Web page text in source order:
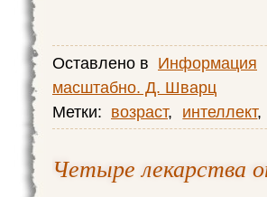
Оставлено в Информация
масштабно. Д. Шварц
Метки: возраст, интеллект,
Четыре лекарства